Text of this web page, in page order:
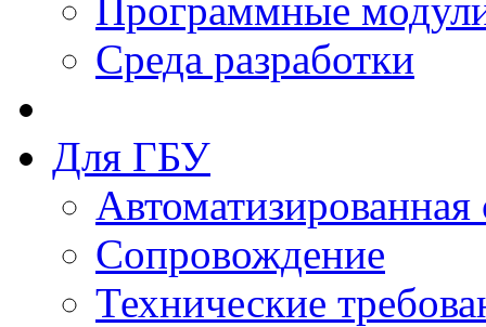
Программные
Среда разработки
Для ГБУ
Сопровождение
Технические